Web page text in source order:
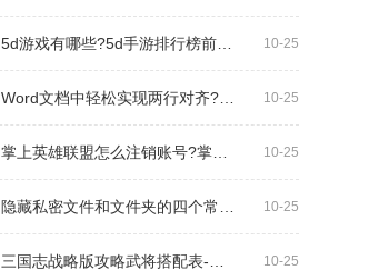
10-25
5d游戏有哪些?5d手游排行榜前十名
10-25
Word文档中轻松实现两行对齐?word文档两行文字怎么对齐?
10-25
掌上英雄联盟怎么注销账号?掌上英雄联盟怎么退出登录
10-25
隐藏私密文件和文件夹的四个常用方法
10-25
三国志战略版攻略武将搭配表-三国志战略版平民最全配将表